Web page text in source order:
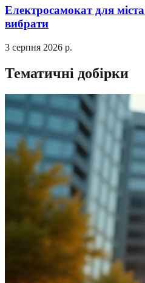
Електросамокат для
вибрати
3 серпня 2026 р.
Тематичні добірки